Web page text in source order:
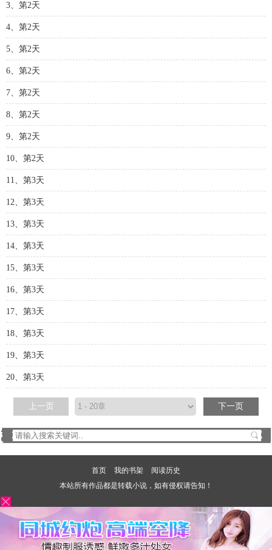
3、第2天
4、第2天
5、第2天
6、第2天
7、第2天
8、第2天
9、第2天
10、第2天
11、第3天
12、第3天
13、第3天
14、第3天
15、第3天
16、第3天
17、第3天
18、第3天
19、第3天
20、第3天
上一页 下一页
首页 我的书架
阅读历史
本站所有作品都是转载小说，如有侵权请告知！